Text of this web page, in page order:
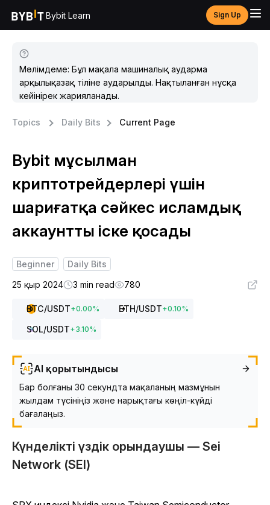
Bybit Learn Sign Up
Мәлімдеме: Бұл мақала машиналық аударма
арқылықазақ тіліне аударылды. Нақтыланған нұсқа
кейінірек жарияланады.
Topics Daily Bits Current Page
Bybit мұсылман
криптотрейдерлері үшін
шариғатқа сәйкес исламдық
аккаунтты іске қосады
Beginner
Daily Bits
25 қыр 2024
3 min read 780
BTC/USDT+0.00% ETH/USDT+0.10%
SOL/USDT+3.10%
AI қорытындысы
Бар болғаны 30 секундта мақаланың мазмұнын
жылдам түсініңіз және нарықтағы көңіл-күйді
бағалаңыз.
Күнделікті үздік орындаушы — Sei
Network (SEI)